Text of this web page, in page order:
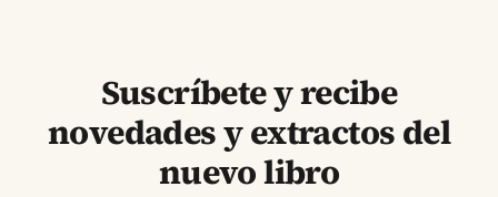
Suscríbete y recibe
novedades y extractos del
nuevo libro